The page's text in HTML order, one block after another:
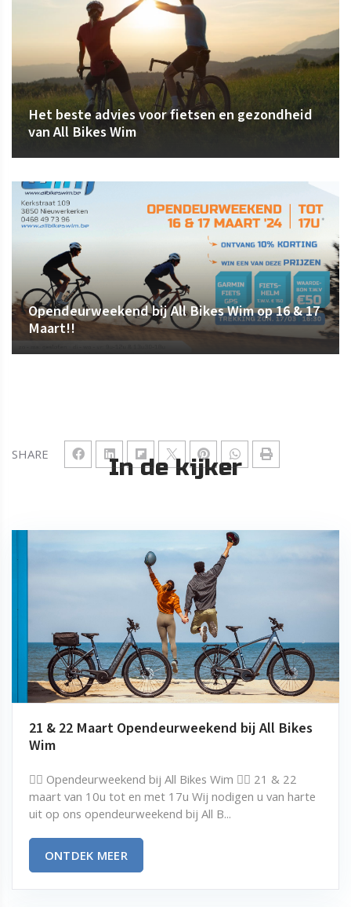
SHARE
Het beste advies voor fietsen en gezondheid
van All Bikes Wim
Opendeurweekend bij All Bikes Wim op 16 & 17
Maart!!
In de kijker
21 & 22 Maart Opendeurweekend bij All Bikes
Wim
🚴‍♂️ Opendeurweekend bij All Bikes Wim 🚴‍♀️ 21 & 22
maart van 10u tot en met 17u Wij nodigen u van harte
uit op ons opendeurweekend bij All B...
ONTDEK MEER